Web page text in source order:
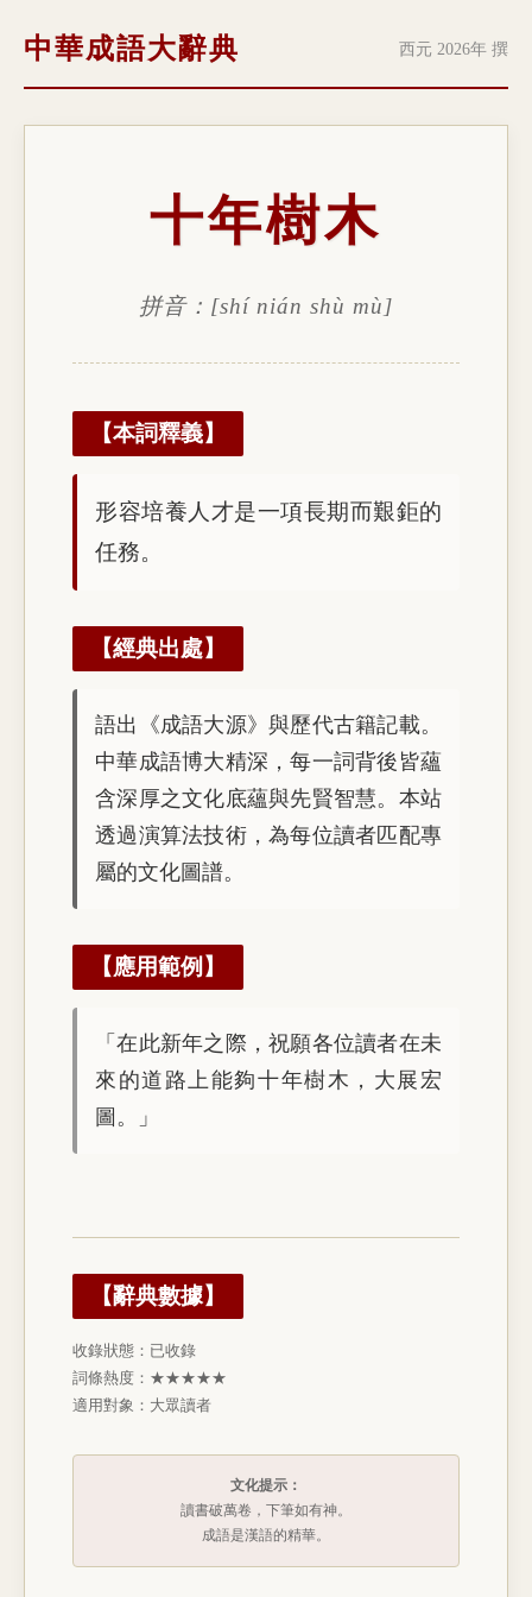
中華成語大辭典 西元 2026年 撰
十年樹木
拼音：[shí nián shù mù]
【本詞釋義】
形容培養人才是一項長期而艱鉅的
任務。
【經典出處】
語出《成語大源》與歷代古籍記載。
中華成語博大精深，每一詞背後皆蘊
含深厚之文化底蘊與先賢智慧。本站
透過演算法技術，為每位讀者匹配專
屬的文化圖譜。
【應用範例】
「在此新年之際，祝願各位讀者在未
來的道路上能夠十年樹木，大展宏
圖。」
【辭典數據】
收錄狀態：已收錄
詞條熱度：★★★★★
適用對象：大眾讀者
文化提示：
讀書破萬卷，下筆如有神。
成語是漢語的精華。